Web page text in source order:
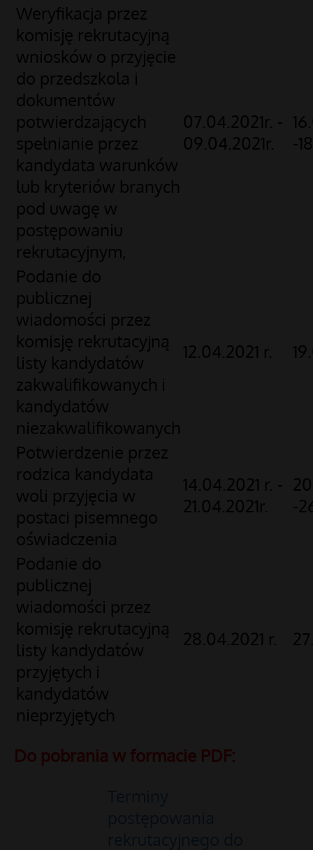
Weryfikacja przez
komisję rekrutacyjną
wniosków o przyjęcie
do przedszkola i
dokumentów
potwierdzających
spełnianie przez
kandydata warunków
lub kryteriów branych
pod uwagę w
postępowaniu
rekrutacyjnym,
07.04.2021r. -
09.04.2021r.
-
Podanie do
publicznej
wiadomości przez
komisję rekrutacyjną
listy kandydatów
zakwalifikowanych i
kandydatów
niezakwalifikowanych
12.04.2021 r.
Potwierdzenie przez
rodzica kandydata
woli przyjęcia w
postaci pisemnego
oświadczenia
14.04.2021 r. -
21.04.2021r.
-
Podanie do
publicznej
wiadomości przez
komisję rekrutacyjną
listy kandydatów
przyjętych i
kandydatów
nieprzyjętych
28.04.2021 r.
Do pobrania w formacie PDF: